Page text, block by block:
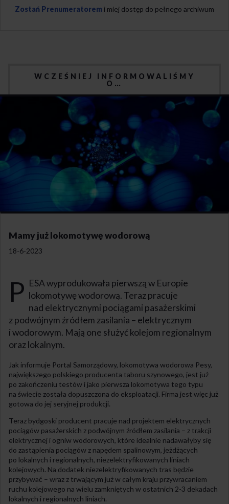
Zostań Prenumeratorem i miej dostęp do pełnego archiwum
WCZEŚNIEJ INFORMOWALIŚMY
O…
Mamy już lokomotywę wodorową
18-6-2023
P ESA wyprodukowała pierwszą w Europie
lokomotywę wodorową. Teraz pracuje
nad elektrycznymi pociągami pasażerskimi
z podwójnym źródłem zasilania – elektrycznym
i wodorowym. Mają one służyć kolejom regionalnym
oraz lokalnym.
Jak informuje Portal Samorządowy, lokomotywa wodorowa Pesy,
największego polskiego producenta taboru szynowego, jest już
po zakończeniu testów i jako pierwsza lokomotywa tego typu
na świecie została dopuszczona do eksploatacji. Firma jest więc już
gotowa do jej seryjnej produkcji.
Teraz bydgoski producent pracuje nad projektem elektrycznych
pociągów pasażerskich z podwójnym źródłem zasilania – z trakcji
elektrycznej i ogniw wodorowych, które idealnie nadawałyby się
do zastąpienia pociągów z napędem spalinowym, jeżdżących
po lokalnych i regionalnych, niezelektryfikowanych liniach
kolejowych. Na dodatek niezelektryfikowanych tras będzie
przybywać – wraz z trwającym już w całym kraju przywracaniem
ruchu kolejowego na wielu zamkniętych w ostatnich 2-3 dekadach
lokalnych i regionalnych liniach.